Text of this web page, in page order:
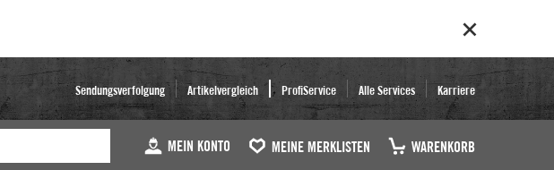
Sendungsverfolgung Artikelvergleich ProfiService Alle Services Karriere
MEIN KONTO MEINE MERKLISTEN WARENKORB